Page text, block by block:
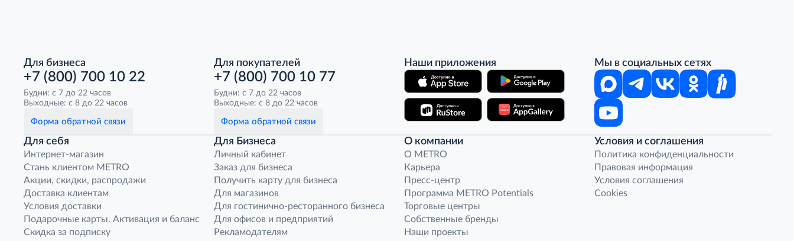
Для бизнеса
+7 (800) 700 10 22
Будни: с 7 до 22 часов
Выходные: с 8 до 22 часов
Форма обратной связи
Для покупателей
+7 (800) 700 10 77
Будни: с 7 до 22 часов
Выходные: с 8 до 22 часов
Форма обратной связи
Наши приложения Мы в социальных сетях
Для себя
Интернет-магазин
Стань клиентом METRO
Акции, скидки, распродажи
Доставка клиентам
Условия доставки
Подарочные карты. Активация и баланс
Скидка за подписку
Для Бизнеса
Личный кабинет
Заказ для бизнеса
Получить карту для бизнеса
Для магазинов
Для гостинично-ресторанного бизнеса
Для офисов и предприятий
Рекламодателям
О компании
O METRO
Карьера
Пресс-центр
Программа METRO Potentials
Торговые центры
Собственные бренды
Наши проекты
Условия и соглашения
Политика конфиденциальности
Правовая информация
Условия соглашения
Cookies